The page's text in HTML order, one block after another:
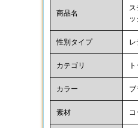
商品名
ス
性別タイプ レ
カテゴリ
カラー ブ
素材 コ